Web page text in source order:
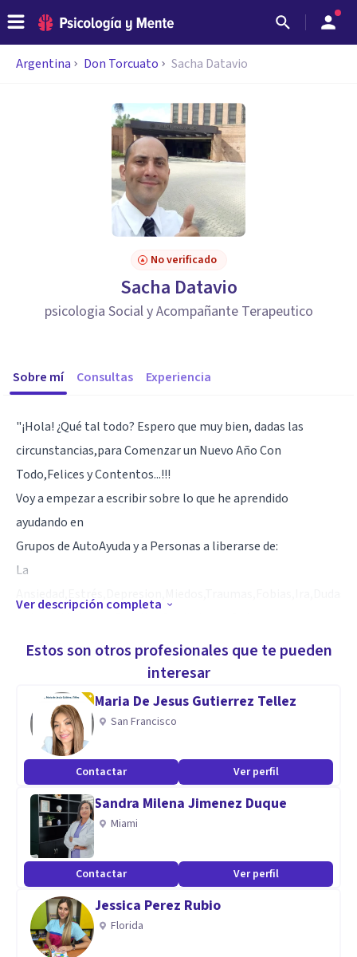
Argentina Don Torcuato Sacha Datavio
No verificado
Sacha Datavio
psicologia Social y Acompañante Terapeutico
Sobre mí Consultas Experiencia
"¡Hola! ¿Qué tal todo? Espero que muy bien, dadas las
circunstancias,para Comenzar un Nuevo Año Con
Todo,Felices y Contentos...!!!
Voy a empezar a escribir sobre lo que he aprendido
ayudando en
Grupos de AutoAyuda y a Personas a liberarse de:
La
Empatico,Envidia,Horror,Nostalgia,Tristeza,Vergüenza,Enfado
➡️Quieres que te añada a la lista para recibir consejos
cuando comience?📩✍🏼☺️
Especialidad
Cada Clase vamos a Aprender :Una Palabra para ayudar en la
vida,Una Herramienta para ayudarnos a reforsar y superar
eso y Una Experiencia con Ejercicios o Metaforas para
Estimular la parte Kinetica del Cerebro
Aptitudes
Grupos de AutoAyuda de 7 Clases para Hacer frente a las
Adversidades de la Vida,Superarlas, y ser Trasformado
Positivamente por ellas.
Ver descripción completa
Estos son otros profesionales que te pueden
interesar
Maria De Jesus Gutierrez Tellez
San Francisco
Contactar Ver perfil
Sandra Milena Jimenez Duque
Miami
Contactar Ver perfil
Jessica Perez Rubio
Florida